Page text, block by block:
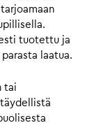
tuotettu ja
laatua.
tai